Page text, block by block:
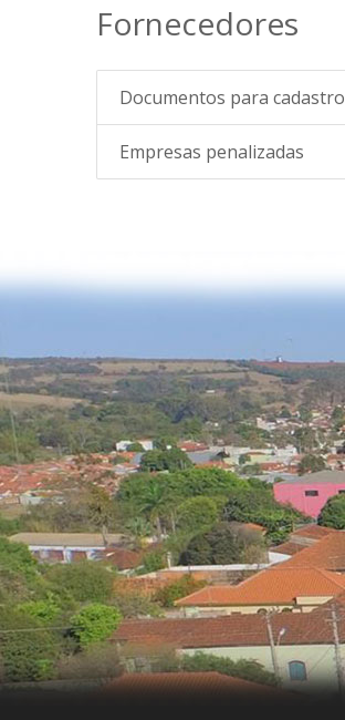
Fornecedores
Documentos para cadastro
Empresas penalizadas